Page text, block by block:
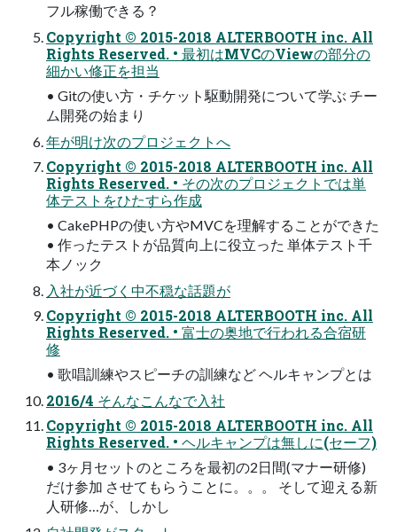
フル稼働できる？
Copyright © 2015-2018 ALTERBOOTH inc. All
Rights Reserved. • 最初はMVCのViewの部分の
細かい修正を担当
• Gitの使い方・チケット駆動開発について学ぶ チー
ム開発の始まり
年が明け次のプロジェクトへ
Copyright © 2015-2018 ALTERBOOTH inc. All
Rights Reserved. • その次のプロジェクトでは単
体テストをひたすら作成
• CakePHPの使い方やMVCを理解することができた
• 作ったテストが品質向上に役立った 単体テスト千
本ノック
入社が近づく中不穏な話題が
Copyright © 2015-2018 ALTERBOOTH inc. All
Rights Reserved. • 富士の奥地で行われる合宿研
修
• 歌唱訓練やスピーチの訓練など ヘルキャンプとは
2016/4 そんなこんなで入社
Copyright © 2015-2018 ALTERBOOTH inc. All
Rights Reserved. • ヘルキャンプは無しに(セーフ)
• 3ヶ月セットのところを最初の2日間(マナー研修)
だけ参加 させてもらうことに。。。 そして迎える新
人研修…が、しかし